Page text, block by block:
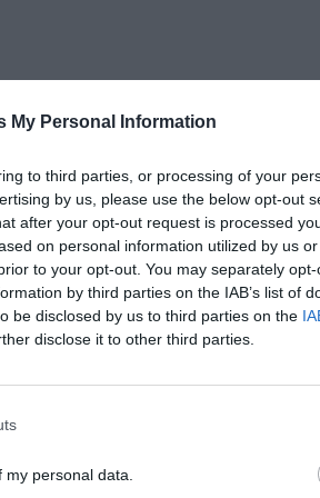
My Personal Information
to third parties, or processing of your
by us, please use the below opt-out
after your opt-out request is processed
on personal information utilized by us
to your opt-out. You may separately
by third parties on the IAB’s list of
be disclosed by us to third parties on the
disclose it to other third parties.
personal data.
ειδήσεις
ΔΙΑΛΕΞΕΙΣ - ΟΜΙΛΙΕΣ
ΔΡΑΣΤΗΡΙΟΤΗΤΕΣ
ΕΝΤΕΧΝΟ - ΛΑΪΚΟ - ΠΑΡΑΔΟΣΙΑΚΗ